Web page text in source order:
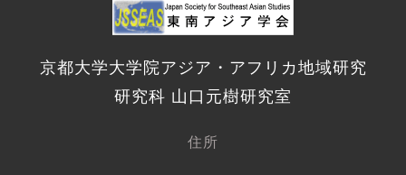
京都大学大学院アジア・アフリカ地域研究
研究科 山口元樹研究室
住所